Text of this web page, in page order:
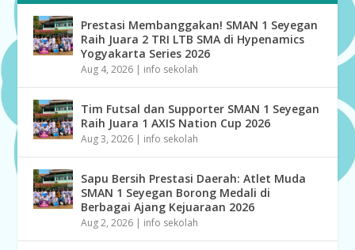
Prestasi Membanggakan! SMAN 1 Seyegan
Raih Juara 2 TRI LTB SMA di Hypenamics
Yogyakarta Series 2026
Aug 4, 2026 | info sekolah
Tim Futsal dan Supporter SMAN 1 Seyegan
Raih Juara 1 AXIS Nation Cup 2026
Aug 3, 2026 | info sekolah
Sapu Bersih Prestasi Daerah: Atlet Muda
SMAN 1 Seyegan Borong Medali di
Berbagai Ajang Kejuaraan 2026
Aug 2, 2026 | info sekolah